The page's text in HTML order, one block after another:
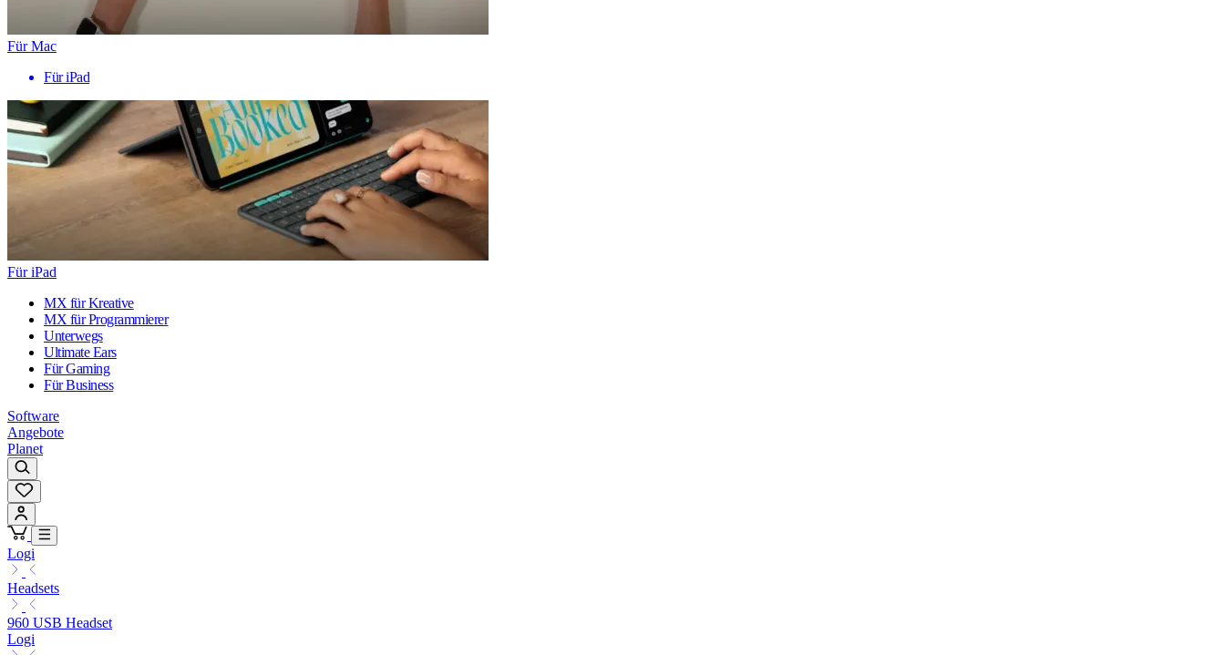
Für Mac
Für iPad
Für iPad
MX für Kreative
MX für Programmierer
Unterwegs
Ultimate Ears
Für Gaming
Für Business
Software
Angebote
Planet
Logi
Headsets
960 USB Headset
Logi